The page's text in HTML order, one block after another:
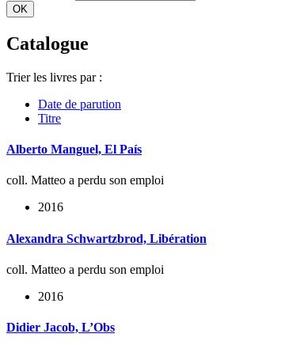
Catalogue
Trier les livres par :
Date de parution
Titre
Alberto Manguel, El País
coll. Matteo a perdu son emploi
2016
Alexandra Schwartzbrod, Libération
coll. Matteo a perdu son emploi
2016
Didier Jacob, L’Obs